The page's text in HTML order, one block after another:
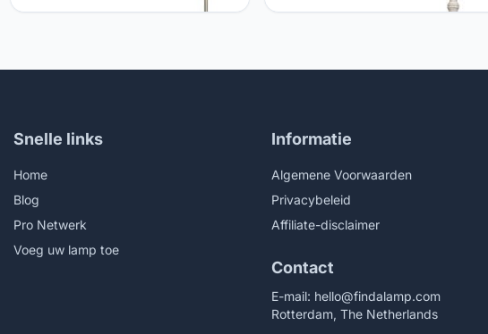
crème 45 cm - Kaso | Woonkamer |
Classico | Woonkamer | Slaapkamer
Snelle links
Home
Blog
Pro Netwerk
Voeg uw lamp toe
Informatie
Algemene Voorwaarden
Privacybeleid
Affiliate-disclaimer
Contact
E-mail: hello@findalamp.com
Rotterdam, The Netherlands